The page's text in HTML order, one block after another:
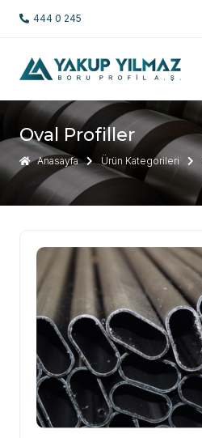
444 0 245
Oval Profiller
Anasayfa Ürün Kategorileri